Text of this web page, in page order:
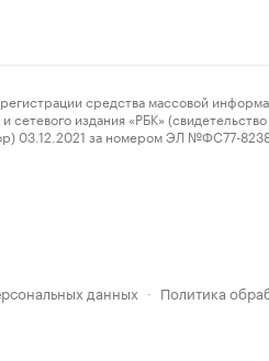
средства массовой
издания «РБК»
03.12.2021 за номером ЭЛ №ФС77-
данных · Политика